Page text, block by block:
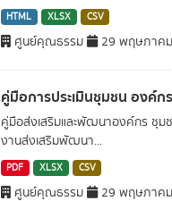
HTML XLSX CSV
ศูนย์คุณธรรม 29 พฤษภาค
คู่มือการประเมินชุมชน องค์
คู่มือส่งเสริมและพัฒนาองค์กร ชุม
งานส่งเสริมพัฒนา...
PDF XLSX CSV
ศูนย์คุณธรรม 29 พฤษภาค